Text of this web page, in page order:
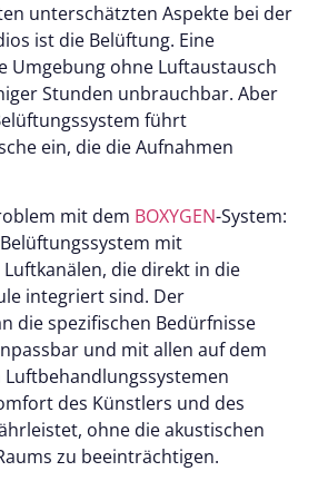
unterschätzten Aspekte bei der
ist die Belüftung. Eine
Umgebung ohne Luftaustausch
Stunden unbrauchbar. Aber
führt
ein, die die Aufnahmen
mit dem BOXYGEN-System:
mit
die direkt in die
integriert sind. Der
die spezifischen Bedürfnisse
und mit allen auf dem
des Künstlers und des
ohne die akustischen
zu beeinträchtigen.